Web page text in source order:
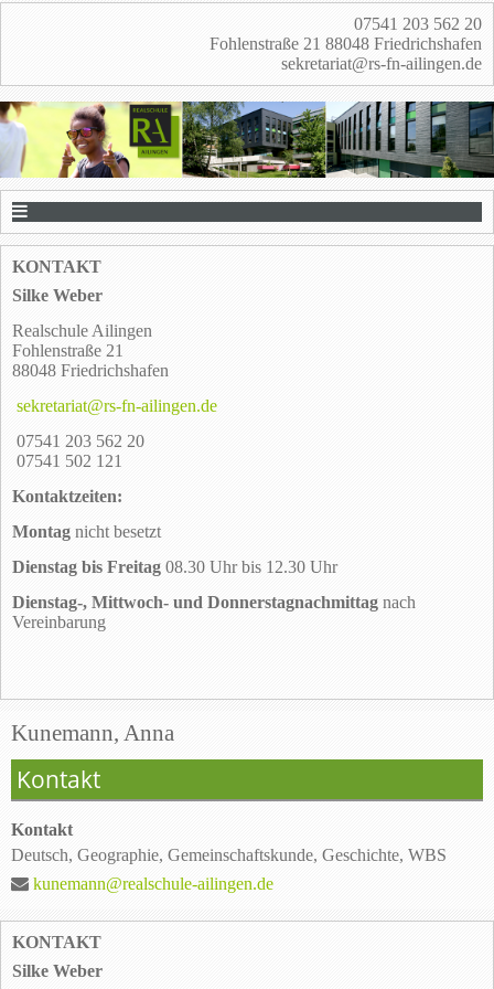
07541 203 562 20
Fohlenstraße 21 88048 Friedrichshafen
sekretariat@rs-fn-ailingen.de
KONTAKT
Silke Weber
Realschule Ailingen
Fohlenstraße 21
88048 Friedrichshafen
sekretariat@rs-fn-ailingen.de
07541 203 562 20
07541 502 121
Kontaktzeiten:
Montag nicht besetzt
Dienstag bis Freitag 08.30 Uhr bis 12.30 Uhr
Dienstag-, Mittwoch- und Donnerstagnachmittag nach
Vereinbarung
Kunemann, Anna
Kontakt
Kontakt
Deutsch, Geographie, Gemeinschaftskunde, Geschichte, WBS
kunemann@realschule-ailingen.de
KONTAKT
Silke Weber